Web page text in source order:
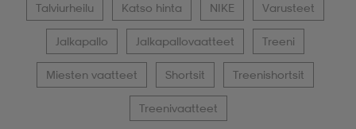
Talviurheilu Katso hinta NIKE Varusteet
Jalkapallo Jalkapallovaatteet Treeni
Miesten vaatteet Shortsit Treenishortsit
Treenivaatteet